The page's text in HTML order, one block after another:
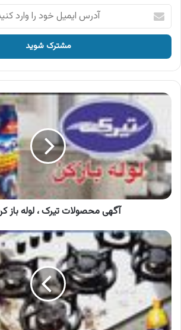
آدرس
ایمیل
خود
وارد
کنید
آگهی
محصولات
لوله
باز
کن
تیرک
آگهی محصولات تیرک ، لوله باز
آگهی
محصولات
تیرک
،
گاز
پاک
کن
تیرک